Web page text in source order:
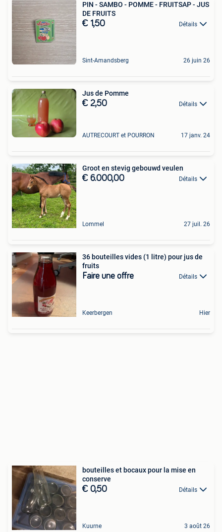
PIN - SAMBO - POMME - FRUITSAP - JUS
DE FRUITS
€ 1,50 Détails
Sint-Amandsberg 26 juin 26
Jus de Pomme
€ 2,50 Détails
AUTRECOURT et POURRON 17 janv. 24
Groot en stevig gebouwd veulen
€ 6.000,00 Détails
Lommel 27 juil. 26
36 bouteilles vides (1 litre) pour jus de
fruits
Faire une offre Détails
Keerbergen Hier
bouteilles et bocaux pour la mise en
conserve
€ 0,50 Détails
Kuurne 3 août 26